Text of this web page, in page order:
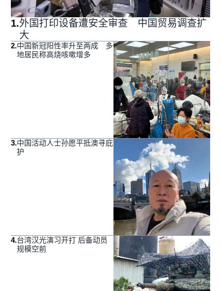
1.外国打印设备遭安全审查 中国贸易调查扩
大
2.中国新冠阳性率升至两成 多
地居民称高烧咳嗽增多
3.中国活动人士孙愿平抵澳寻庇
护
4.台湾汉光演习开打 后备动员
规模空前